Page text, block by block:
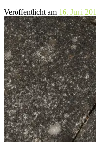
Veröffentlicht am 16. Juni